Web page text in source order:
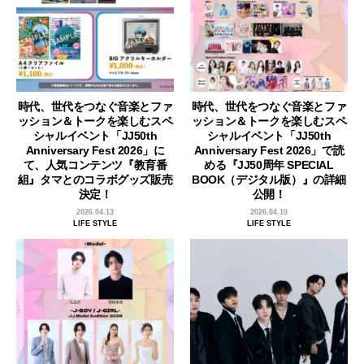
時代、世代をつなぐ音楽とファ
ッション＆トークを楽しむスペ
シャルイベント「JJ50th
Anniversary Fest 2026」に
て、人気コンテンツ『教育番
組』タマとのコラボグッズ販売
決定！
2026.04.13
LIFE STYLE
時代、世代をつなぐ音楽とファ
ッション＆トークを楽しむスペ
シャルイベント「JJ50th
Anniversary Fest 2026」で読
める『JJ50周年 SPECIAL
BOOK（デジタル版）』の詳細
公開！
2026.04.10
LIFE STYLE